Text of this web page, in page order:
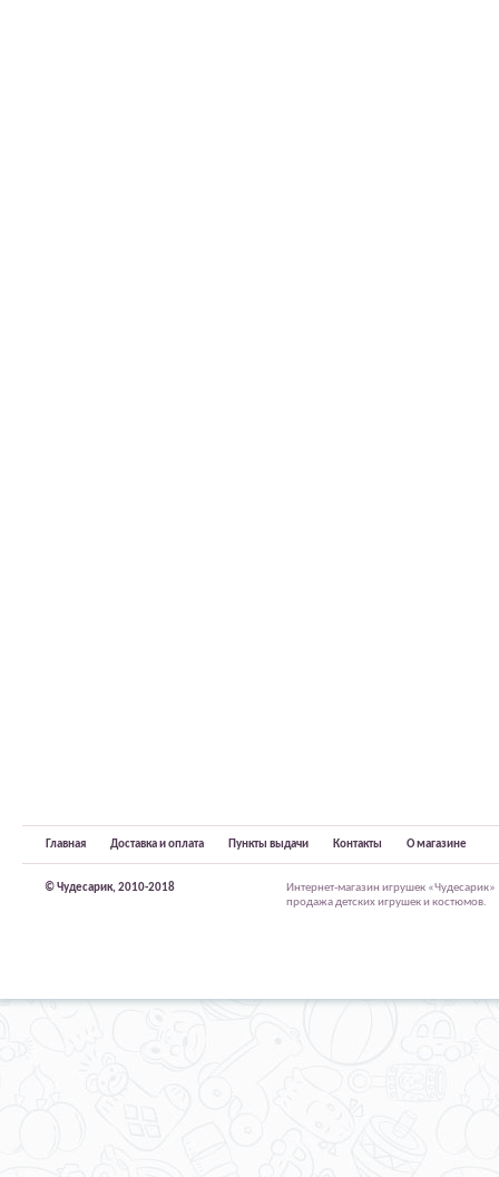
Главная Доставка и оплата Пункты выдачи Контакты О магазине
© Чудесарик, 2010-2018
Интернет-магазин игрушек
продажа детских игрушек и костюмов.